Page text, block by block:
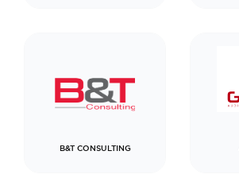
B&T CONSULTING